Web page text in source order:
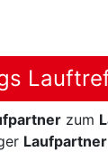
zum